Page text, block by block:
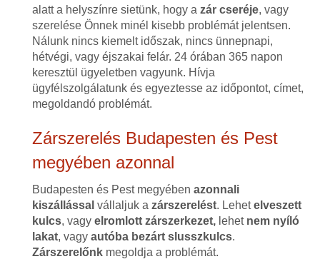
alatt a helyszínre sietünk, hogy a zár cseréje, vagy
szerelése Önnek minél kisebb problémát jelentsen.
Nálunk nincs kiemelt időszak, nincs ünnepnapi,
hétvégi, vagy éjszakai felár. 24 órában 365 napon
keresztül ügyeletben vagyunk. Hívja
ügyfélszolgálatunk és egyeztesse az időpontot, címet,
megoldandó problémát.
Zárszerelés Budapesten és Pest
megyében azonnal
Budapesten és Pest megyében azonnali
kiszállással vállaljuk a zárszerelést. Lehetelveszett
kulcs, vagyelromlott zárszerkezet,lehet nem nyíló
lakat, vagy autóba bezárt slusszkulcs.
Zárszerelőnkmegoldja a problémát.